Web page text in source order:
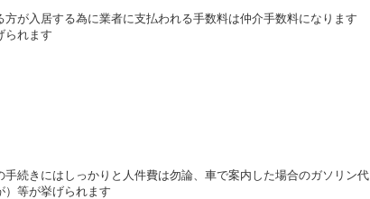
が入居する為に業者に支払われる手数料は仲介手数料になります
られます
続きにはしっかりと人件費は勿論、車で案内した場合のガソリン代
）等が挙げられます